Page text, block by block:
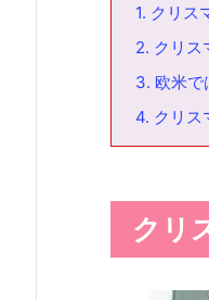
1. クリス
2. クリス
3. 欧米で
4. クリス
クリ